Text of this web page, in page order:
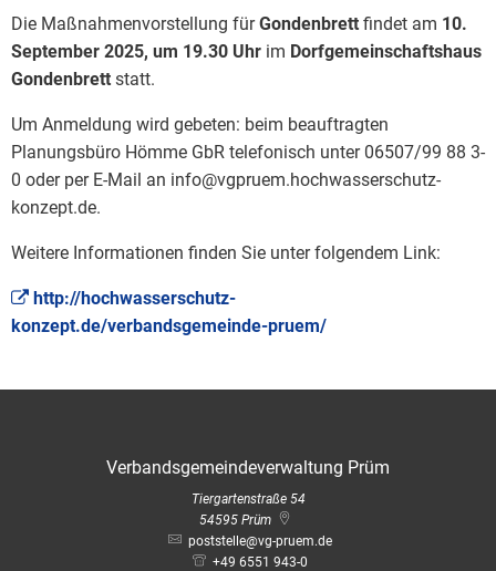
Die Maßnahmenvorstellung fürGondenbrett findet am 10.
September 2025, um 19.30 Uhr im Dorfgemeinschaftshaus
Gondenbrett statt.
Um Anmeldung wird gebeten: beim beauftragten
Planungsbüro Hömme GbR telefonisch unter 06507/99 88 3-
0 oder per E-Mail an info@vgpruem.hochwasserschutz-
konzept.de.
Weitere Informationen finden Sie unter folgendem Link:
http://hochwasserschutz-
konzept.de/verbandsgemeinde-pruem/
Verbandsgemeindeverwaltung Prüm
Tiergartenstraße 54
54595 Prüm
poststelle@vg-pruem.de
+49 6551 943-0